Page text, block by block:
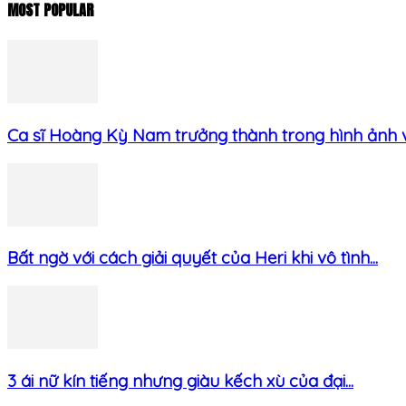
MOST POPULAR
Ca sĩ Hoàng Kỳ Nam trưởng thành trong hình ảnh
Bất ngờ với cách giải quyết của Heri khi vô tình...
3 ái nữ kín tiếng nhưng giàu kếch xù của đại...